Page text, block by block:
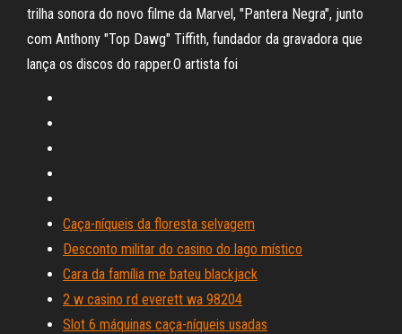
trilha sonora do novo filme da Marvel, "Pantera Negra", junto
com Anthony "Top Dawg" Tiffith, fundador da gravadora que
lança os discos do rapper.O artista foi
Caça-níqueis da floresta selvagem
Desconto militar do casino do lago místico
Cara da família me bateu blackjack
2 w casino rd everett wa 98204
Slot 6 máquinas caça-níqueis usadas